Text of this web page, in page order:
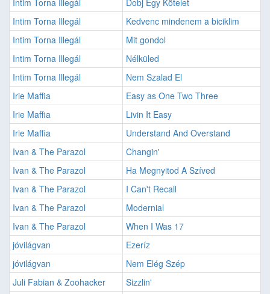
Intim Torna Illegál
Dobj Egy Kötelet
Intim Torna Illegál
Kedvenc mindenem a biciklim
Intim Torna Illegál
Mit gondol
Intim Torna Illegál
Nélküled
Intim Torna Illegál
Nem Szalad El
Irie Maffia
Easy as One Two Three
Irie Maffia
Livin It Easy
Irie Maffia
Understand And Overstand
Ivan & The Parazol
Changin'
Ivan & The Parazol
Ha Megnyitod A Szíved
Ivan & The Parazol
I Can't Recall
Ivan & The Parazol
Modernial
Ivan & The Parazol
When I Was 17
jóvilágvan
Ezeríz
jóvilágvan
Nem Elég Szép
Juli Fabian & Zoohacker
Sizzlin'